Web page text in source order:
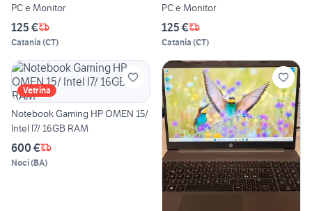
PC e Monitor
125 €
Catania (CT)
PC e Monitor
125 €
Catania (CT)
Vetrina
Notebook Gaming HP OMEN 15/
Intel I7/ 16GB RAM
600 €
Noci(BA)